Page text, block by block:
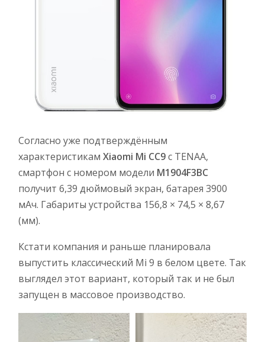
Согласно уже подтверждённым
характеристикам Xiaomi Mi CC9с TENAA,
смартфон с номером модели M1904F3BC
получит 6,39 дюймовый экран, батарея 3900
мАч. Габариты устройства 156,8 × 74,5 × 8,67
(мм).
Кстати компания и раньше планировала
выпустить классический Mi 9 в белом цвете. Так
выглядел этот вариант, который так и не был
запущен в массовое производство.